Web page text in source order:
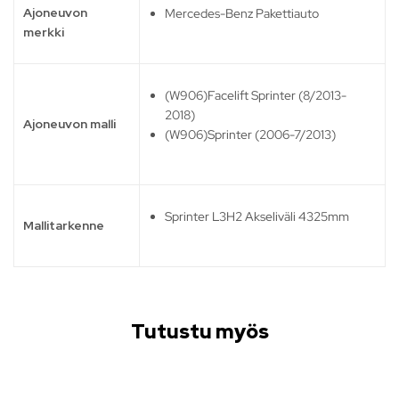
Ajoneuvon
merkki
Mercedes-Benz Pakettiauto
Ajoneuvon malli
(W906)Facelift Sprinter (8/2013-
2018)
(W906)Sprinter (2006-7/2013)
Mallitarkenne
Sprinter L3H2 Akseliväli 4325mm
Tutustu myös